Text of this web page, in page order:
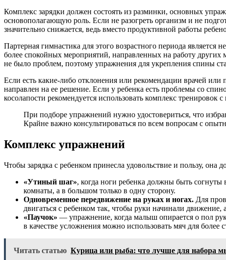
Комплекс зарядки должен состоять из разминки, основных
основополагающую роль. Если не разогреть организм и не
значительно снижается, ведь вместо продуктивной работы
Партерная гимнастика для этого возрастного периода
более спокойных мероприятий, направленных на работу
не было проблем, поэтому упражнения для укрепления спины
Если есть какие-либо отклонения или рекомендации врачей
направлен на ее решение. Если у ребенка есть проблемы со
косолапости рекомендуется использовать комплекс
При подборе упражнений нужно удостовериться, что
Крайне важно консультироваться по всем вопросам с
Комплекс упражнений
Чтобы зарядка с ребенком принесла удовольствие и пользу, она
«Утиный шаг», когда ноги ребенка должны быть
комнаты, а в большом только в одну сторону.
Одновременное передвижение на руках и ногах. Для
двигаться с ребенком так, чтобы руки начинали
«Паучок» — упражнение, когда малыш опирается о пол
в качестве усложнения можно использовать мяч для более
Читать статью Курица или рыба: что лучше для набора